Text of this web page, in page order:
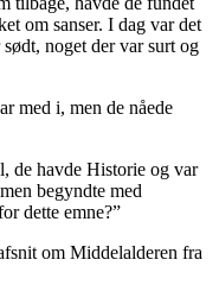
om sanser. I dag var det
noget der var surt og
med i, men de nåede
de havde Historie og var
begyndte med
dette emne?”
om Middelalderen fra